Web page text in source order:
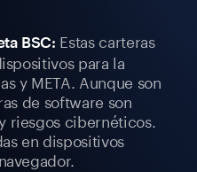
BSC: Estas carteras
para la
y META. Aunque son
de software son
riesgos cibernéticos.
en dispositivos